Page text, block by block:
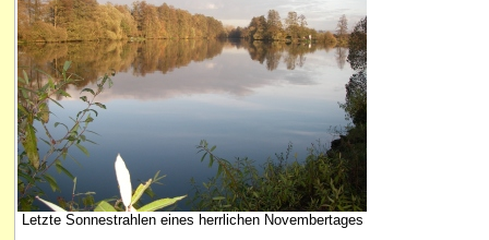
Letzte Sonnestrahlen eines herrlichen Novembertages